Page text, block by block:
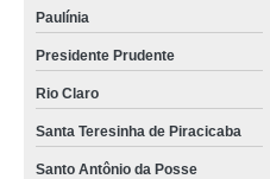
Paulínia
Presidente Prudente
Rio Claro
Santa Teresinha de Piracicaba
Santo Antônio da Posse